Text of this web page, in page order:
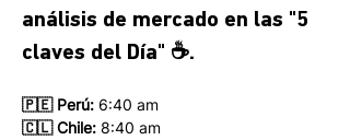
análisis de mercado en las "5
claves del Día" ☕.
🇵🇪 Perú: 6:40 am
🇨🇱 Chile: 8:40 am